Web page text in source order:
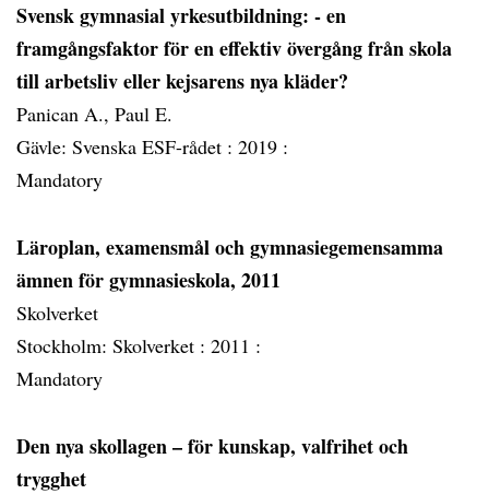
Svensk gymnasial yrkesutbildning: - en
framgångsfaktor för en effektiv övergång från skola
till arbetsliv eller kejsarens nya kläder?
Panican A., Paul E.
Gävle: Svenska ESF-rådet : 2019 :
Mandatory
Läroplan, examensmål och gymnasiegemensamma
ämnen för gymnasieskola, 2011
Skolverket
Stockholm: Skolverket : 2011 :
Mandatory
Den nya skollagen – för kunskap, valfrihet och
trygghet